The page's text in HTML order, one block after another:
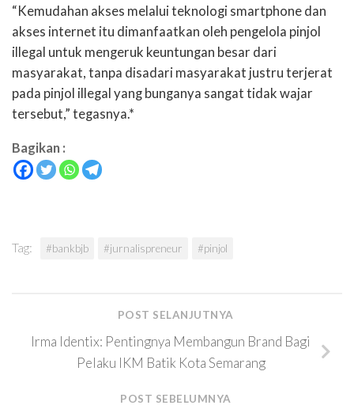
“Kemudahan akses melalui teknologi smartphone dan
akses internet itu dimanfaatkan oleh pengelola pinjol
illegal untuk mengeruk keuntungan besar dari
masyarakat, tanpa disadari masyarakat justru terjerat
pada pinjol illegal yang bunganya sangat tidak wajar
tersebut,” tegasnya.*
Bagikan :
Tag: #bankbjb #jurnalispreneur #pinjol
POST SELANJUTNYA
Irma Identix: Pentingnya Membangun Brand Bagi
Pelaku IKM Batik Kota Semarang
POST SEBELUMNYA